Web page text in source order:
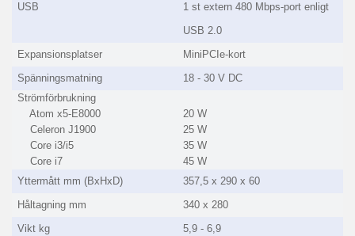
USB
1 st extern 480 Mbps-port enligt
USB 2.0
Expansionsplatser
MiniPCIe-kort
Spänningsmatning
18 - 30 V DC
Strömförbrukning
Atom x5-E8000
Celeron J1900
Core i3/i5
Core i7
20 W
25 W
35 W
45 W
Yttermått mm (BxHxD)
357,5 x 290 x 60
Håltagning mm
340 x 280
Vikt kg
5,9 - 6,9